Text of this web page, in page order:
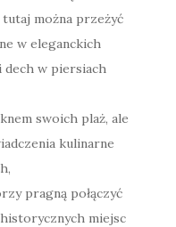
można przeżyć
w eleganckich
dech w piersiach
swoich plaż, ale
kulinarne
pragną połączyć
miejsc